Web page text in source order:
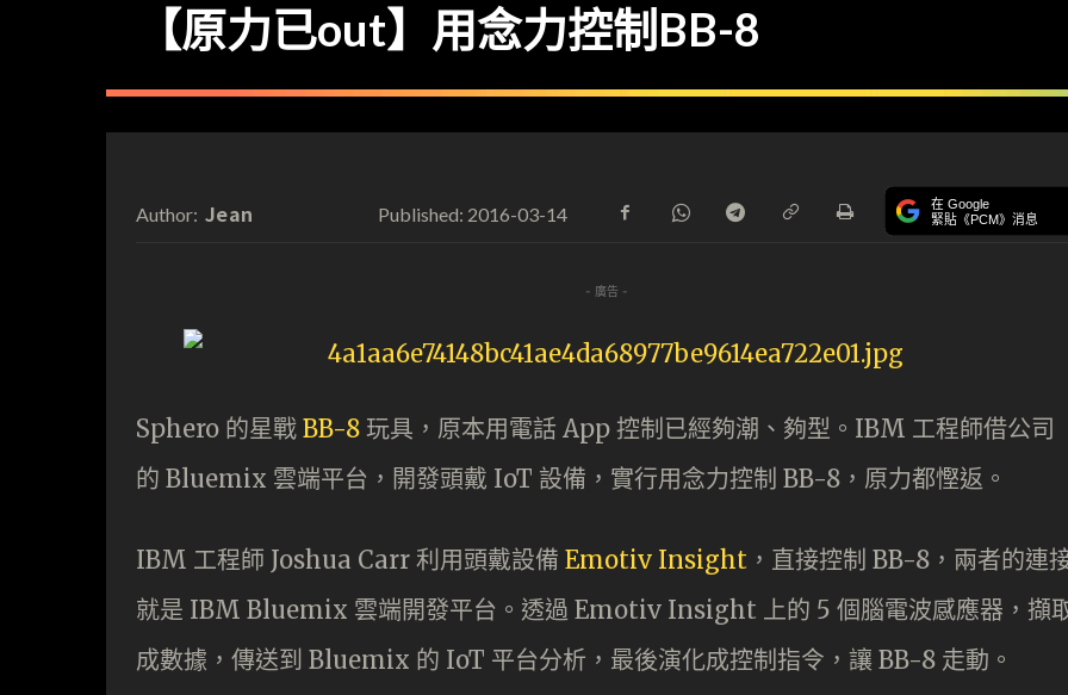
【原力已out】用念力控制BB-8
Author: Jean Published: 2016-03-14 在 Google
緊貼《PCM》消息
- 廣告 -
Sphero 的星戰 BB-8 玩具，原本用電話 App 控制已經夠潮、夠型。IBM 工程師借公司
的 Bluemix 雲端平台，開發頭戴 IoT 設備，實行用念力控制 BB-8，原力都慳返。
IBM 工程師 Joshua Carr 利用頭戴設備 Emotiv Insight ，直接控制 BB-8，兩者的連
就是 IBM Bluemix 雲端開發平台。透過 Emotiv Insight 上的 5 個腦電波感應器，擷
成數據，傳送到 Bluemix 的 IoT 平台分析，最後演化成控制指令，讓 BB-8 走動。